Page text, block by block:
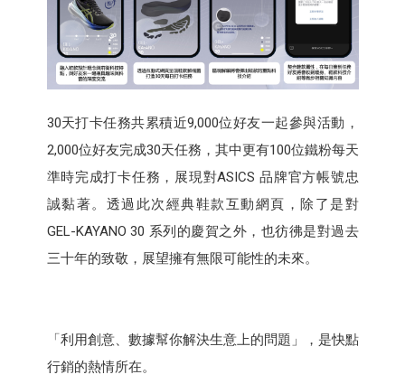
30天打卡任務共累積近9,000位好友一起參與活動，
2,000位好友完成30天任務，其中更有100位鐵粉每天
準時完成打卡任務，展現對ASICS 品牌官方帳號忠
誠黏著。透過此次經典鞋款互動網頁，除了是對
GEL-KAYANO 30 系列的慶賀之外，也彷彿是對過去
三十年的致敬，展望擁有無限可能性的未來。
「利用創意、數據幫你解決生意上的問題」，是快點
行銷的熱情所在。